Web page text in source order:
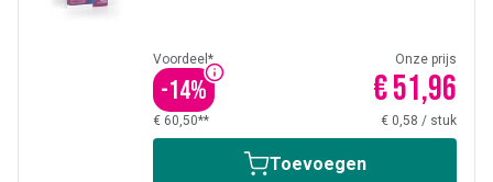
Voordeel*
-14%
Onze prijs
€ 51,96
€ 60,50** € 0,58 / stuk
Toevoegen